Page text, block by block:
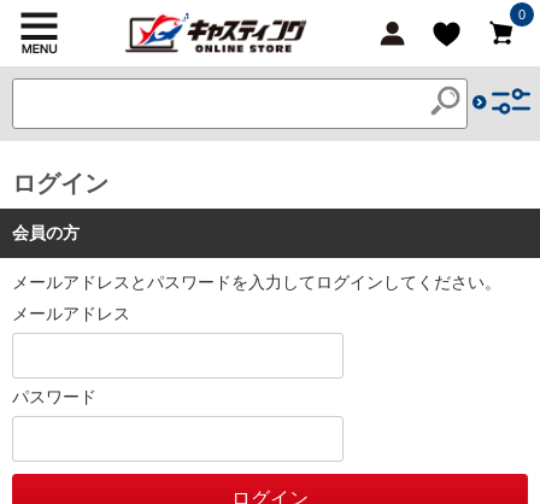
0
ログイン
会員の方
メールアドレスとパスワードを入力してログインしてください。
メールアドレス
パスワード